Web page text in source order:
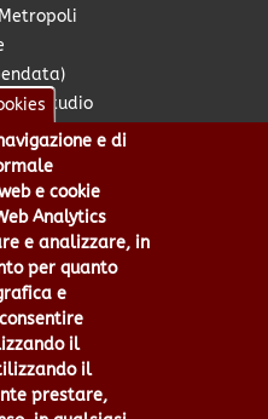
Studio
online
Piazzale Mazzini 2 -16122 -
| Codice IPA: cmge
5499244 URP 010 5499456
| P.E.C.:
e di
e cookie
Analytics
e analizzare, in
per quanto
e
il
il
prestare,